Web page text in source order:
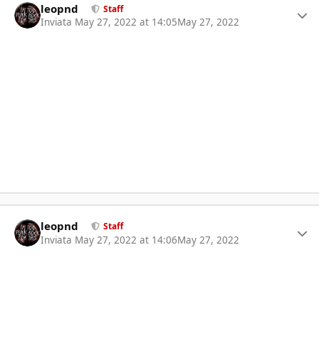
leopnd Staff
Inviata May 27, 2022 at 14:05May 27, 2022
leopnd Staff
Inviata May 27, 2022 at 14:06May 27, 2022